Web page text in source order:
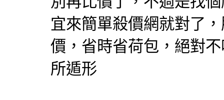
宜來簡單殺價網就對了
價 ，省時省荷包，絕對
所遁形